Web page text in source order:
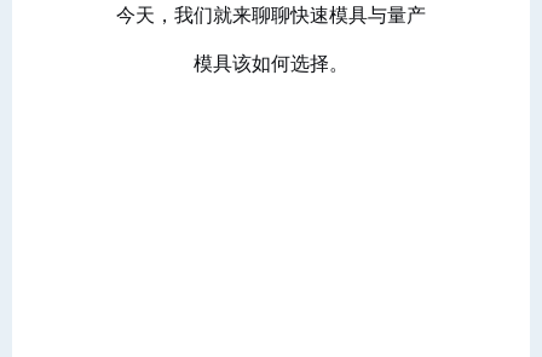
今天，我们就来聊聊快速模具与量产
模具该如何选择。